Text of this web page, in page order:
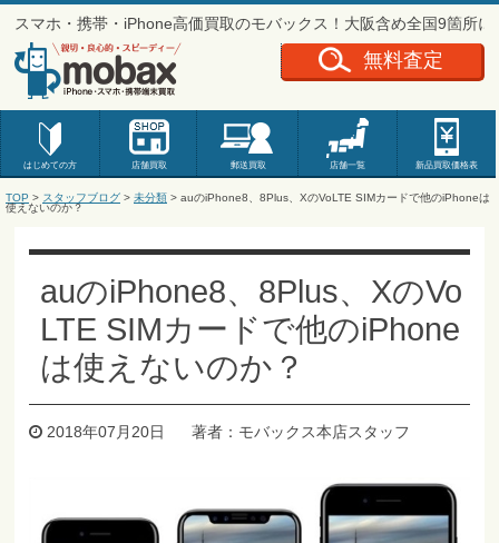
スマホ・携帯・iPhone高価買取のモバックス！大阪含め全国9箇所に
はじめての方 店舗買取 郵送買取 店舗一覧 新品買取価格表
無料査定
TOP > スタッフブログ > 未分類 > auのiPhone8、8Plus、XのVoLTE SIMカードで他のiPhoneは
使えないのか？
auのiPhone8、8Plus、XのVo
LTE SIMカードで他のiPhone
は使えないのか？
2018年07月20日 著者：モバックス本店スタッフ